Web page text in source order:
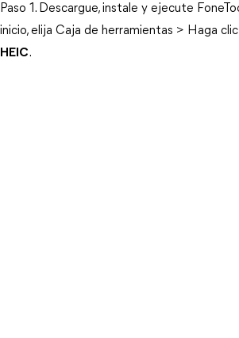
Paso 1. Descargue, instale y ejecute
inicio, elija Caja de herramientas > Haga
HEIC.